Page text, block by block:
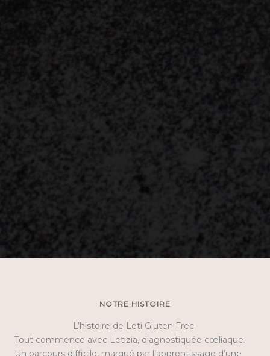
NOTRE HISTOIRE
L’histoire de Leti Gluten Free
Tout commence avec Letizia, diagnostiquée cœliaque.
Un parcours difficile, marqué par l’apprentissage d’une